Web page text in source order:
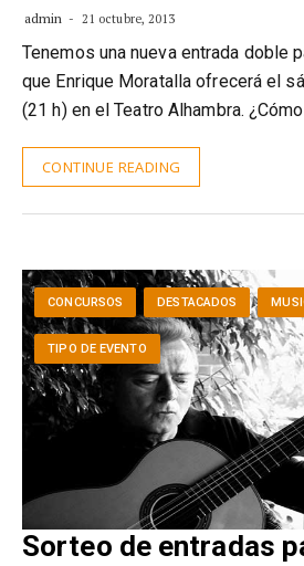
admin 21 octubre, 2013
Tenemos una nueva entrada doble
que Enrique Moratalla ofrecerá el
(21 h) en el Teatro Alhambra.
CONTINUE READING
CONCURSOS DESTACADOS
TIPO DE EVENTO
Sorteo de entradas